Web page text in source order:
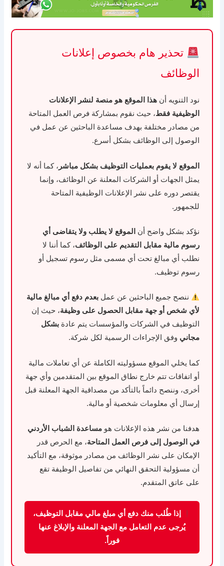
تحذير هام بخصوص إعلانات
الوظائف
نود التنويه أنهذا الموقع هو منصة لنشر الإعلانات
الوظيفية فقط، حيث نقوم بمشاركة فرص العمل المتاحة
من مصادر مختلفة بهدف مساعدة الباحثين عن عمل في
الوصول إلى الوظائف بشكل أسرع.
الموقع لا يقوم بعمليات التوظيف بشكل مباشر ، كما أنه لا
يمثل الجهات أو الشركات المعلنة عن الوظائف، وإنما
يقتصر دوره على نشر الإعلانات الوظيفية المتاحة
للجمهور.
نؤكد بشكل واضح أن
الموقع لا يطلب ولا يتقاضى أي
رسوم مالية مقابل التقديم على الوظائف، كما أننا لا
نطلب أي مبالغ تحت أي مسمى مثل رسوم تسجيل أو
رسوم توظيف.
ننصح جميع الباحثين عن عملبعدم دفع أي مبالغ مالية
لأي شخص أو جهة مقابل الحصول على وظيفة، حيث إن
التوظيف في الشركات والمؤسسات يتم عادةبشكل
مجاني وفق الإجراءات الرسمية لكل شركة.
كما يخلي الموقع مسؤوليته الكاملة عن أي تعاملات مالية
أو اتفاقات تتم خارج نطاق الموقع بين المتقدمين وأي جهة
أخرى، وننصح دائماً بالتأكد من مصداقية الجهة المعلنة قبل
إرسال أي معلومات شخصية أو مالية.
هدفنا من نشر هذه الإعلانات هومساعدة الشباب الأردني
في الوصول إلى فرص العمل المتاحة، مع الحرص قدر
الإمكان على نشر الوظائف من مصادر موثوقة، مع التأكيد
أن مسؤولية التحقق النهائي من تفاصيل الوظيفة تقع
على عاتق المتقدم.
إذا طُلب منك دفع أي مبلغ مالي مقابل التوظيف،
يُرجى عدم التعامل مع الجهة المعلنة والإبلاغ عنها
فوراً.